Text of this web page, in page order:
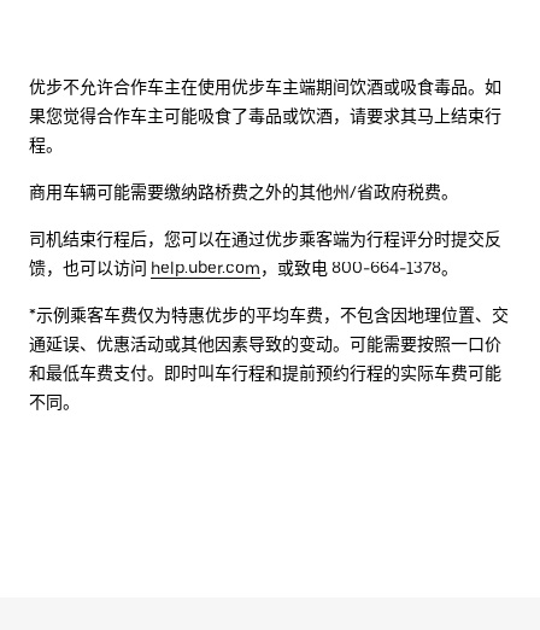
优步不允许合作车主在使用优步车主端期间饮酒或吸食毒品。如
果您觉得合作车主可能吸食了毒品或饮酒，请要求其马上结束行
程。
商用车辆可能需要缴纳路桥费之外的其他州/省政府税费。
司机结束行程后，您可以在通过优步乘客端为行程评分时提交反
馈，也可以访问 help.uber.com，或致电 800-664-1378。
*示例乘客车费仅为特惠优步的平均车费，不包含因地理位置、交
通延误、优惠活动或其他因素导致的变动。可能需要按照一口价
和最低车费支付。即时叫车行程和提前预约行程的实际车费可能
不同。